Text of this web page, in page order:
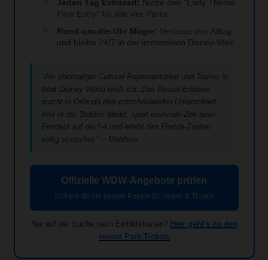
Jeden Tag Extrazeit: Nutze den "Early Theme
Park Entry" für alle vier Parks.
Rund-um-die-Uhr Magie: Verlasse den Alltag
und bleibe 24/7 in der immersiven Disney-Welt.
"Als ehemaliger Cultural Representative und Trainer in
Walt Disney World weiß ich: Das Resort-Erlebnis
macht in Orlando den entscheidenden Unterschied.
Wer in der 'Bubble' bleibt, spart wertvolle Zeit beim
Pendeln auf der I-4 und erlebt den Florida-Zauber
völlig stressfrei." – Matthias
Offizielle WDW-Angebote prüfen
Sichere dir die besten Pakete für Hotels & Tickets
Nur auf der Suche nach Eintrittskarten? Hier geht's zu den
reinen Park-Tickets